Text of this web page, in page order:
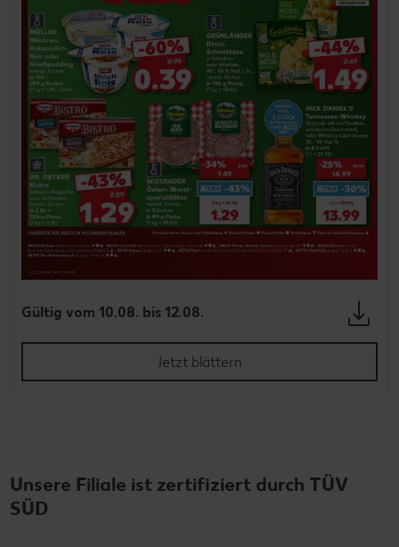
Gültig vom 10.08. bis 12.08.
Jetzt blättern
Unsere Filiale ist zertifiziert durch TÜV
SÜD